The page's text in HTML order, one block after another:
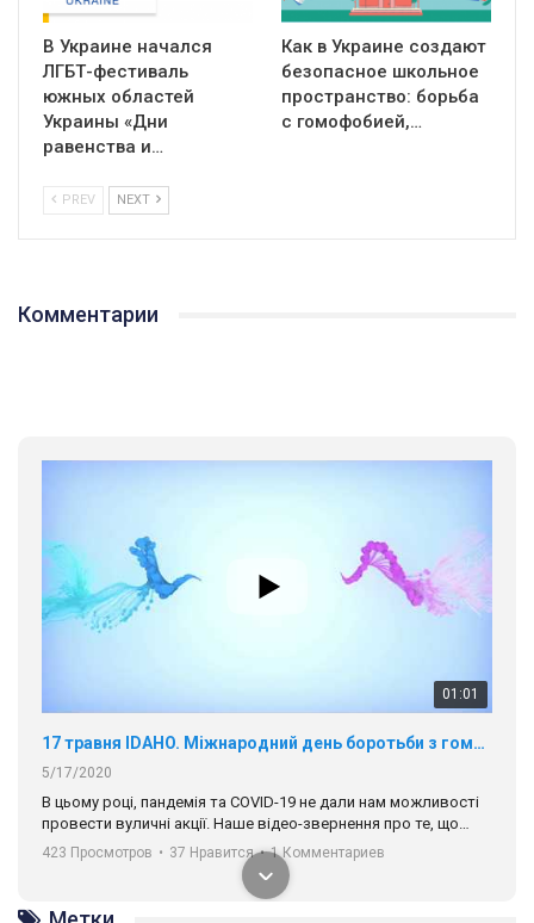
В Украине начался
ЛГБТ-фестиваль
южных областей
Украины «Дни
равенства и…
Как в Украине создают
безопасное школьное
пространство: борьба
с гомофобией,…
PREV NEXT
Комментарии
01:01
17 травня IDAHO. Міжнародний день боротьби з гомофобією трансфобією і біфобія.
5/17/2020
В цьому році, пандемія та COVІD-19 не дали нам можливості
провести вуличні акції. Наше відео-звернення про те, що
навіть коли ми у різних містах та не можемо зустрінеться, ми
разом. Ми закликаємо всіх хто поділяє цінності рівності та
солідарності, приєднатися до нас. Регіональні підрозділи
ГАУ є в 16 областях України.
423 Просмотров • 37 Нравится • 1 Комментариев